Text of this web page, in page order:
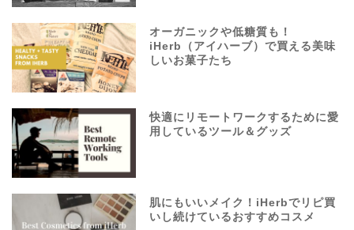
オーガニックや低糖質も！
iHerb（アイハーブ）で買える美味
しいお菓子たち
快適にリモートワークするために愛
用しているツール＆グッズ
肌にもいいメイク！iHerbでリピ買
いし続けているおすすめコスメ